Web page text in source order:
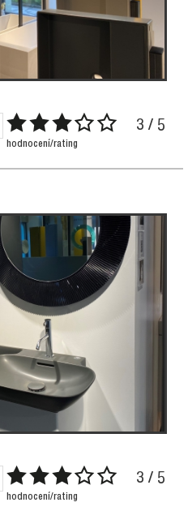
3 / 5
hodnocení/rating
3 / 5
hodnocení/rating